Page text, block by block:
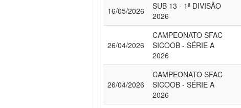
16/05/2026
SUB 13 - 1ª DIVISÃO
2026
26/04/2026
CAMPEONATO SFAC
SICOOB - SÉRIE A
2026
26/04/2026
CAMPEONATO SFAC
SICOOB - SÉRIE A
2026